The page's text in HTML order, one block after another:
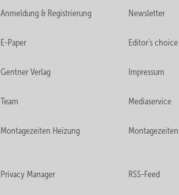
Anmeldung & Registrierung Newsletter
E-Paper Editor's choice
Gentner Verlag Impressum
Team Mediaservice
Montagezeiten Heizung
Privacy Manager RSS-Feed